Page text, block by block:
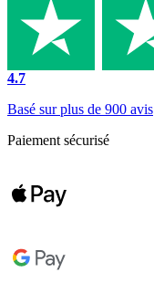
4.7
Basé sur plus de 900 avis
Paiement sécurisé